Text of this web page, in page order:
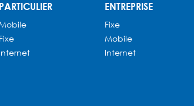
PARTICULIER
Fixe
Internet
ENTREPRISE
Fixe
Mobile
Internet